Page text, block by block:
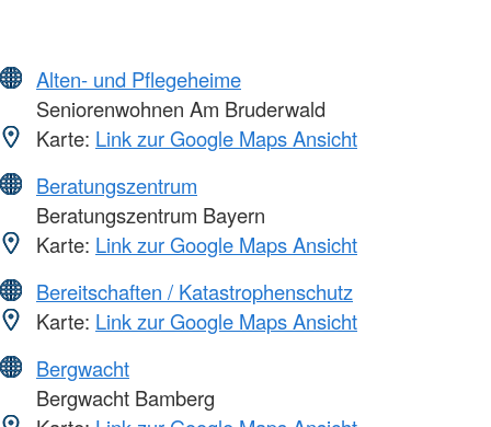
Alten- und Pflegeheime
Seniorenwohnen Am Bruderwald
Karte: Link zur Google Maps Ansicht
Beratungszentrum
Beratungszentrum Bayern
Karte: Link zur Google Maps Ansicht
Bereitschaften / Katastrophenschutz
Karte: Link zur Google Maps Ansicht
Bergwacht
Bergwacht Bamberg